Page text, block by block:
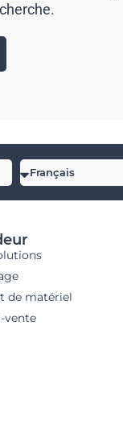
de matériel
vente